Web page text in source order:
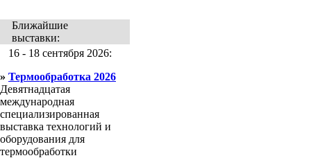
Ближайшие
выставки:
16 - 18 сентября 2026:
» Термообработка 2026
Девятнадцатая
международная
специализированная
выставка технологий и
оборудования для
термообработки